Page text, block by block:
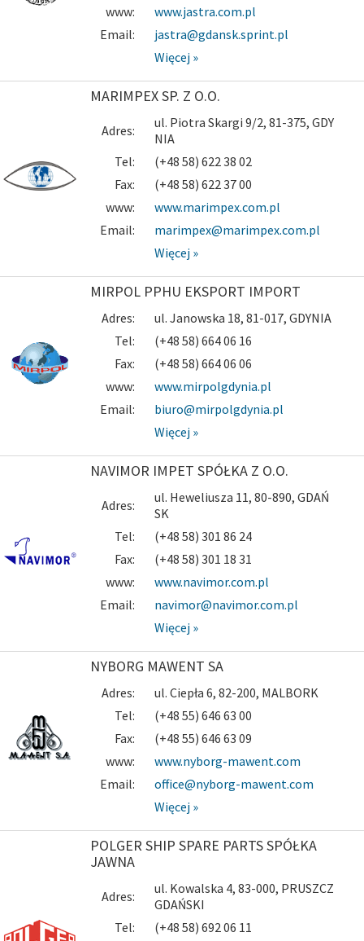
www:
www.jastra.com.pl
Email:
jastra@gdansk.sprint.pl
Więcej »
MARIMPEX SP. Z O.O.
Adres:
ul. Piotra Skargi 9/2, 81-375, GDY
NIA
Tel:
(+48 58) 622 38 02
Fax:
(+48 58) 622 37 00
www:
www.marimpex.com.pl
Email:
marimpex@marimpex.com.pl
Więcej »
MIRPOL PPHU EKSPORT IMPORT
Adres:
ul. Janowska 18, 81-017, GDYNIA
Tel:
(+48 58) 664 06 16
Fax:
(+48 58) 664 06 06
www:
www.mirpolgdynia.pl
Email:
biuro@mirpolgdynia.pl
Więcej »
NAVIMOR IMPET SPÓŁKA Z O.O.
Adres:
ul. Heweliusza 11, 80-890, GDAŃ
SK
Tel:
(+48 58) 301 86 24
Fax:
(+48 58) 301 18 31
www:
www.navimor.com.pl
Email:
navimor@navimor.com.pl
Więcej »
NYBORG MAWENT SA
Adres:
ul. Ciepła 6, 82-200, MALBORK
Tel:
(+48 55) 646 63 00
Fax:
(+48 55) 646 63 09
www:
www.nyborg-mawent.com
Email:
office@nyborg-mawent.com
Więcej »
POLGER SHIP SPARE PARTS SPÓŁKA
JAWNA
Adres:
ul. Kowalska 4, 83-000, PRUSZCZ
GDAŃSKI
Tel:
(+48 58) 692 06 11